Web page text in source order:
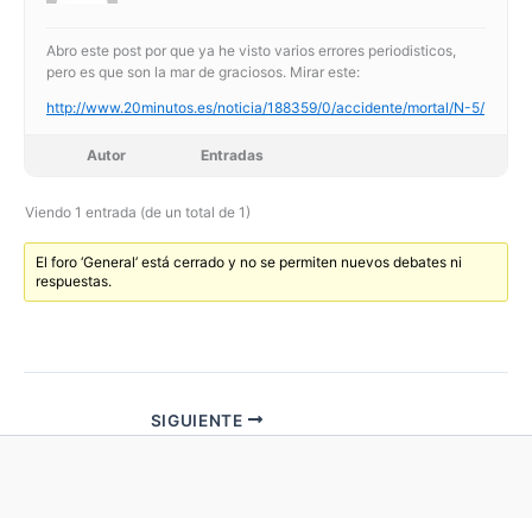
Abro este post por que ya he visto varios errores periodisticos,
pero es que son la mar de graciosos. Mirar este:
http://www.20minutos.es/noticia/188359/0/accidente/mortal/N-5/
Autor Entradas
Viendo 1 entrada (de un total de 1)
El foro ‘General’ está cerrado y no se permiten nuevos debates ni
respuestas.
SIGUIENTE